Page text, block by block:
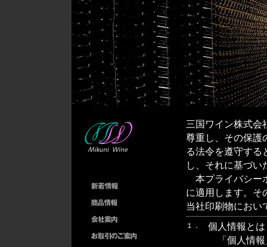
三国ワイン株式会
尊重し、その保護
る法令を遵守する
し、それに基づい
本プライバシー
に適用します。そ
当社印刷物におい
１．
個人情報とは
「個人情報